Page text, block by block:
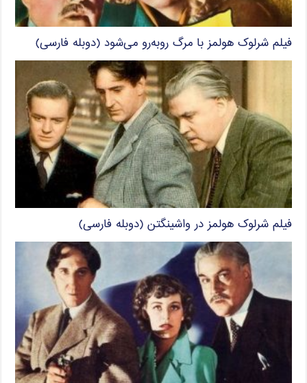
فیلم شرلوک هولمز با مرگ روبه‌رو می‌شود (دوبله فارسی)
فیلم شرلوک هولمز در واشینگتن (دوبله فارسی)